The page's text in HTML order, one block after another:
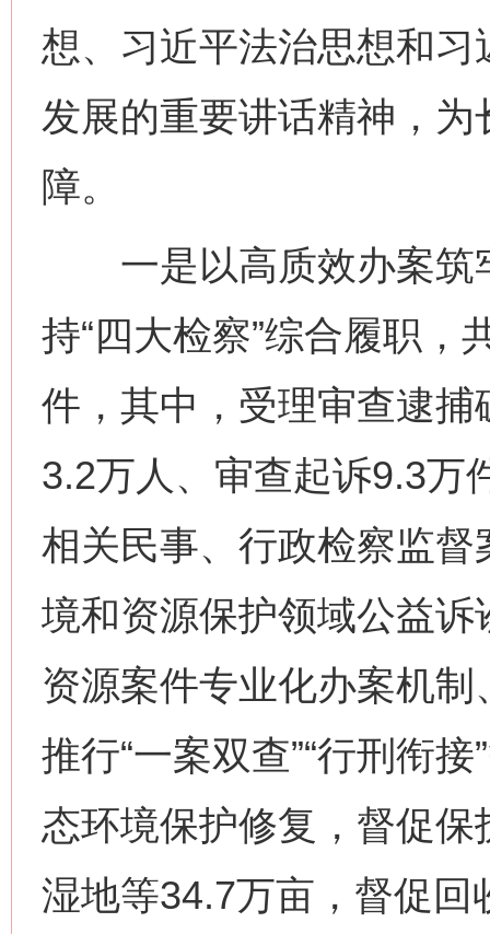
想、习近平法治思想和
发展的重要讲话精神，
障。
一是以高质效办案筑
持“四大检察”综合履职，
件，其中，受理审查逮
3.2万人、审查起诉9.3万
相关民事、行政检察监
境和资源保护领域公益
资源案件专业化办案机
推行“一案双查”“行刑衔
态环境保护修复，督促
湿地等34.7万亩，督促